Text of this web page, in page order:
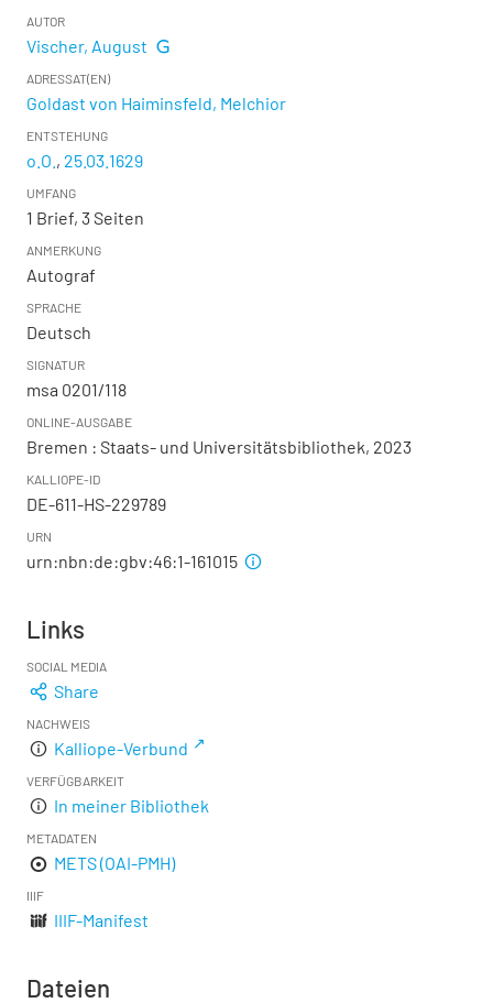
AUTOR
Vischer, August
ADRESSAT(EN)
Goldast von Haiminsfeld, Melchior
ENTSTEHUNG
o.O. , 25.03.1629
UMFANG
1 Brief, 3 Seiten
ANMERKUNG
Autograf
SPRACHE
Deutsch
SIGNATUR
msa 0201/118
ONLINE-AUSGABE
Bremen : Staats- und Universitätsbibliothek, 2023
KALLIOPE-ID
DE-611-HS-229789
URN
urn:nbn:de:gbv:46:1-161015
Links
SOCIAL MEDIA
Share
NACHWEIS
Kalliope-Verbund
VERFÜGBARKEIT
In meiner Bibliothek
METADATEN
METS (OAI-PMH)
IIIF
IIIF-Manifest
Dateien